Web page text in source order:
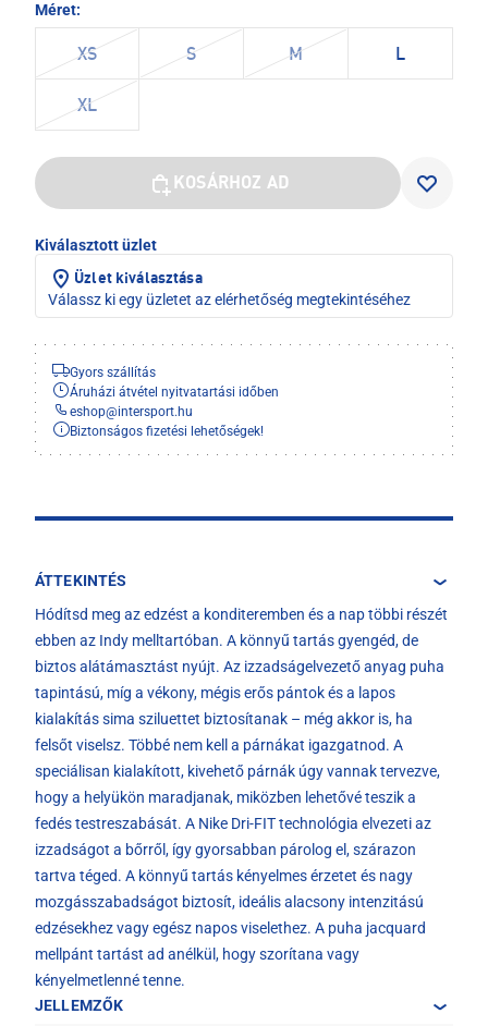
Méret:
XS S M L
XL
KOSÁRHOZ AD
Kiválasztott üzlet
Üzlet kiválasztása
Válassz ki egy üzletet az elérhetőség megtekintéséhez
Gyors szállítás
Áruházi átvétel nyitvatartási időben
eshop@intersport.hu
Biztonságos fizetési lehetőségek!
ÁTTEKINTÉS
Hódítsd meg az edzést a konditeremben és a nap többi részét
ebben az Indy melltartóban. A könnyű tartás gyengéd, de
biztos alátámasztást nyújt. Az izzadságelvezető anyag puha
tapintású, míg a vékony, mégis erős pántok és a lapos
kialakítás sima sziluettet biztosítanak – még akkor is, ha
felsőt viselsz. Többé nem kell a párnákat igazgatnod. A
speciálisan kialakított, kivehető párnák úgy vannak tervezve,
hogy a helyükön maradjanak, miközben lehetővé teszik a
fedés testreszabását. A Nike Dri-FIT technológia elvezeti az
izzadságot a bőrről, így gyorsabban párolog el, szárazon
tartva téged. A könnyű tartás kényelmes érzetet és nagy
mozgásszabadságot biztosít, ideális alacsony intenzitású
edzésekhez vagy egész napos viselethez. A puha jacquard
mellpánt tartást ad anélkül, hogy szorítana vagy
kényelmetlenné tenne.
JELLEMZŐK